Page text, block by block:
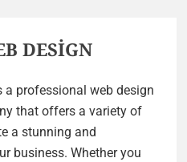
DESİGN
a professional web design
that offers a variety of
a stunning and
business. Whether you